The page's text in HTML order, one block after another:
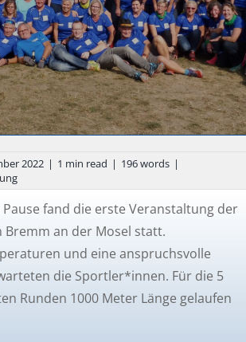
2022 | 1 min read | 196 words |
Pause fand die erste Veranstaltung der
Bremm an der Mosel statt.
und eine anspruchsvolle
die Sportler*innen. Für die 5
Runden 1000 Meter Länge gelaufen